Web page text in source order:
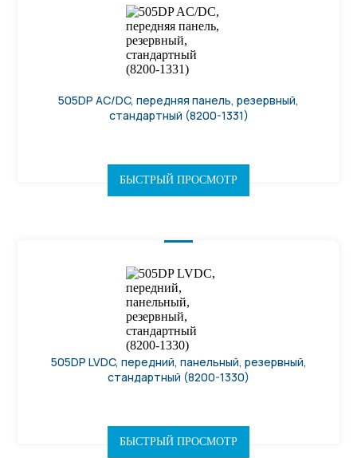
505DP AC/DC, передняя панель, резервный,
стандартный (8200-1331)
БЫСТРЫЙ ПРОСМОТР
505DP LVDC, передний, панельный, резервный,
стандартный (8200-1330)
БЫСТРЫЙ ПРОСМОТР